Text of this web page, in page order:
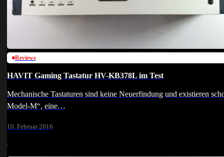
Reviews
HAVIT Gaming Tastatur HV-KB378L im Test
Mechanische Tastaturen sind keine Neuerfindung und existieren
Model-M“, eine…
10. Februar 2016